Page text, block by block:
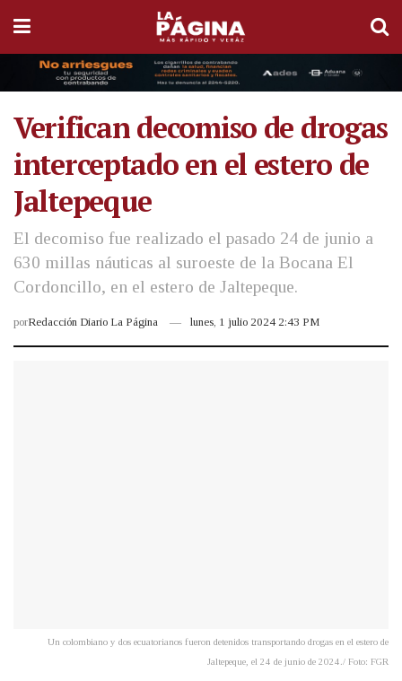
Verifican decomiso de drogas
interceptado en el estero de
Jaltepeque
El decomiso fue realizado el pasado 24 de junio a
630 millas náuticas al suroeste de la Bocana El
Cordoncillo, en el estero de Jaltepeque.
porRedacción Diario La Página lunes, 1 julio 2024 2:43 PM
Un colombiano y dos ecuatorianos fueron detenidos transportando drogas en el estero de
Jaltepeque, el 24 de junio de 2024./ Foto: FGR